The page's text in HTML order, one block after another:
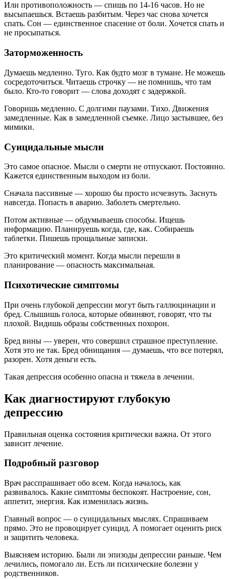
Или противоположность — спишь по 14-16 часов. Но не
высыпаешься. Встаешь разбитым. Через час снова хочется
спать. Сон — единственное спасение от боли. Хочется спать и
не просыпаться.
Заторможенность
Думаешь медленно. Туго. Как будто мозг в тумане. Не можешь
сосредоточиться. Читаешь строчку — не помнишь, что там
было. Кто-то говорит — слова доходят с задержкой.
Говоришь медленно. С долгими паузами. Тихо. Движения
замедленные. Как в замедленной съемке. Лицо застывшее, без
мимики.
Суицидальные мысли
Это самое опасное. Мысли о смерти не отпускают. Постоянно.
Кажется единственным выходом из боли.
Сначала пассивные — хорошо бы просто исчезнуть. Заснуть
навсегда. Попасть в аварию. Заболеть смертельно.
Потом активные — обдумываешь способы. Ищешь
информацию. Планируешь когда, где, как. Собираешь
таблетки. Пишешь прощальные записки.
Это критический момент. Когда мысли перешли в
планирование — опасность максимальная.
Психотические симптомы
При очень глубокой депрессии могут быть галлюцинации и
бред. Слышишь голоса, которые обвиняют, говорят, что ты
плохой. Видишь образы собственных похорон.
Бред вины — уверен, что совершил страшное преступление.
Хотя это не так. Бред обнищания — думаешь, что все потерял,
разорен. Хотя деньги есть.
Такая депрессия особенно опасна и тяжела в лечении.
Как диагностируют глубокую
депрессию
Правильная оценка состояния критически важна. От этого
зависит лечение.
Подробный разговор
Врач расспрашивает обо всем. Когда началось, как
развивалось. Какие симптомы беспокоят. Настроение, сон,
аппетит, энергия. Как изменилась жизнь.
Главный вопрос — о суицидальных мыслях. Спрашиваем
прямо. Это не провоцирует суицид. А помогает оценить риск
и защитить человека.
Выясняем историю. Были ли эпизоды депрессии раньше. Чем
лечились, помогало ли. Есть ли психические болезни у
родственников.